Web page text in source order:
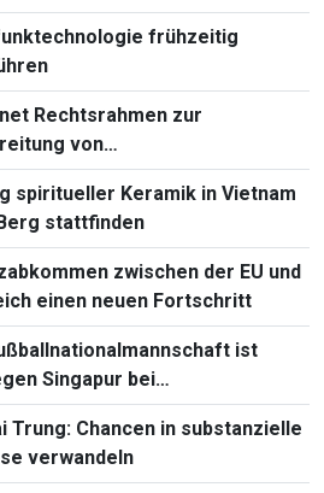
frühzeitig
Rechtsrahmen zur
von
spiritueller Keramik in Vietnam
stattfinden
zwischen der EU und
einen neuen Fortschritt
ist
Singapur bei
2026
Trung: Chancen in substanzielle
verwandeln